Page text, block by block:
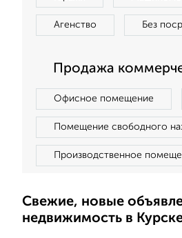
Агенство Без
Продажа
Офисное помещение
Помещение свободного
Производственное
Свежие, новые
недвижимость в